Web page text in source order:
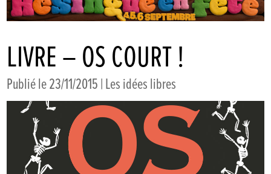
LIVRE – OS COURT !
Publié le 23/11/2015 |Les idées libres